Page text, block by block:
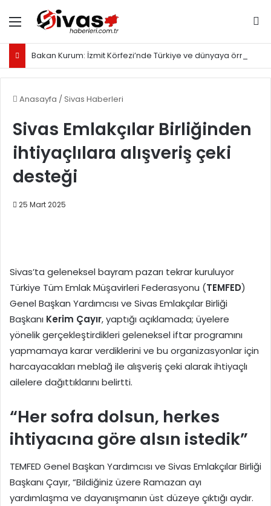
Menü
Anasayfa / Sivas Haberleri
Sivas Emlakçılar Birliğinden
ihtiyaçlılara alışveriş çeki
desteği
25 Mart 2025
Sivas’ta geleneksel bayram pazarı tekrar kuruluyor
Türkiye Tüm Emlak Müşavirleri Federasyonu (TEMFED)
Genel Başkan Yardımcısı ve Sivas Emlakçılar Birliği
Başkanı Kerim Çayır, yaptığı açıklamada; üyelere
yönelik gerçekleştirdikleri geleneksel iftar programını
yapmamaya karar verdiklerini ve bu organizasyonlar için
harcayacakları meblağ ile alışveriş çeki alarak ihtiyaçlı
ailelere dağıttıklarını belirtti.
“Her sofra dolsun, herkes
ihtiyacına göre alsın istedik”
TEMFED Genel Başkan Yardımcısı ve Sivas Emlakçılar Birliği
Başkanı Çayır, “Bildiğiniz üzere Ramazan ayı
yardımlaşma ve dayanışmanın üst düzeye çıktığı aydır.